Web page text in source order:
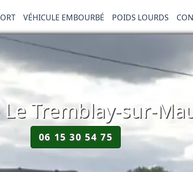
VÉHICULE EMBOURBÉ POIDS LOURDS
Tremblay-sur-
06 15 30 54 75